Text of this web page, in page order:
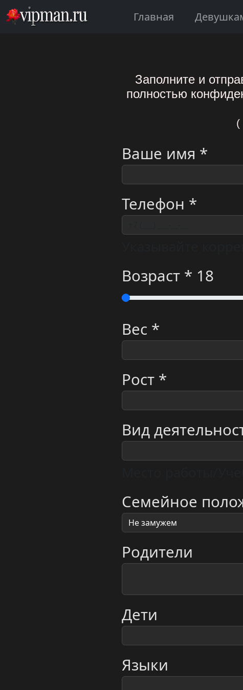
Главная
Заполните и
полностью
(
Ваше имя *
Телефон *
Возраст * 18
Вес *
Рост *
Вид
Семейное
Родители
Дети
Языки